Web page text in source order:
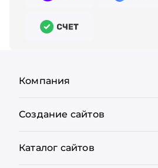
Компания
Создание сайтов
Каталог сайтов